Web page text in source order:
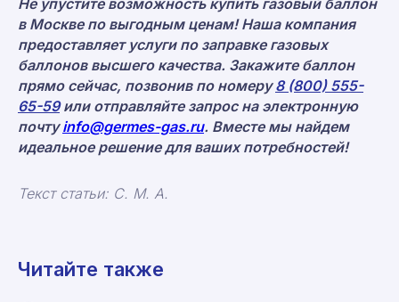
Не упустите возможность купить газовый баллон
в Москве по выгодным ценам! Наша компания
предоставляет услуги по заправке газовых
баллонов высшего качества. Закажите баллон
прямо сейчас, позвонив по номеру8 (800) 555-
65-59или отправляйте запрос на электронную
почтуinfo@germes-gas.ru. Вместе мы найдем
идеальное решение для ваших потребностей!
Текст статьи: С. М. А.
Читайте также
© 2008–2026 «Гермес-газ»
Согласие на обработку персональных данных
Политика конфиденциальности